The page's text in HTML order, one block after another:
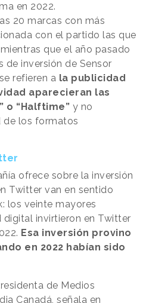
en 2022.
20 marcas con más
con el partido las que
que el año pasado
inversión de Sensor
refieren a la publicidad
aparecieran las
o “Halftime” y no
los formatos
ofrece sobre la inversión
Twitter van en sentido
los veinte mayores
digital invirtieron en Twitter
Esa inversión provino
en 2022 habían sido
de Medios
Canadá, señala en